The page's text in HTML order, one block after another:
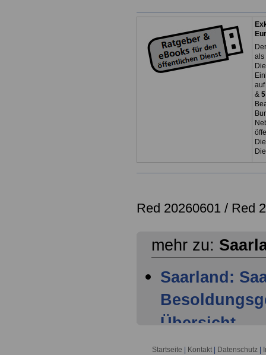
als
&
Red 20260601 / Red
mehr zu:
Saarland:
Übersicht -
Saarland:
Startseite Kontakt Datenschutz